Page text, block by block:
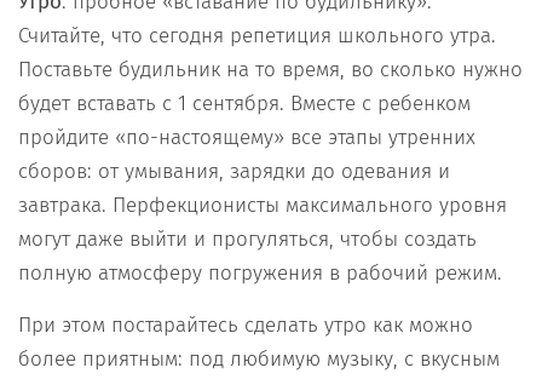
Считайте, что сегодня репетиция школьного утра.
Поставьте будильник на то время, во сколько нужно
будет вставать с 1 сентября. Вместе с ребенком
пройдите «по-настоящему» все этапы утренних
сборов: от умывания, зарядки до одевания и
завтрака. Перфекционисты максимального уровня
могут даже выйти и прогуляться, чтобы создать
полную атмосферу погружения в рабочий режим.
При этом постарайтесь сделать утро как можно
более приятным: под любимую музыку, с вкусным